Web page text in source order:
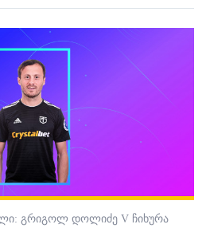
გრიგოლ დოლიძე V ჩიხურა